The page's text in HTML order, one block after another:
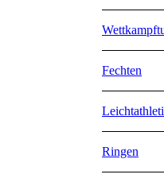
Fechten
Ringen